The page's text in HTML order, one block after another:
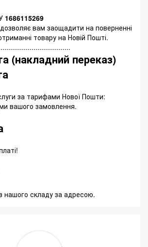
1686115269
вам заощадити на поверненні
товару на Новій Пошті.
(накладний переказ)
за тарифами Нової Пошти:
вашого замовлення.
нашого складу за адресою.